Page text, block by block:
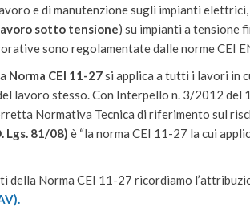
e di manutenzione sugli impianti
sotto tensione) su impianti a tensione
sono regolamentate dalle norme CEI
Norma CEI 11-27si applica a tutti i lavori in
lavoro stesso. Con Interpello n. 3/2012
Normativa Tecnica di riferimento sul
Lgs. 81/08) è “la norma CEI 11-27 la cui
della Norma CEI 11-27 ricordiamo